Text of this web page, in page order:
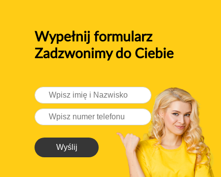
Wypełnij formularz
Zadzwonimy do Ciebie
Wyślij